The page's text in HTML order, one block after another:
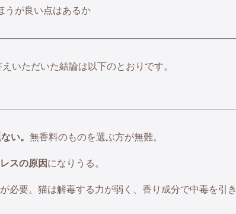
うが良い点はあるか
いただいた結論は以下のとおりです。
い。 無香料のものを選ぶ方が無難。
スの原因 になりうる。
が必要。猫は解毒する力が弱く、香り成分で中毒を引き